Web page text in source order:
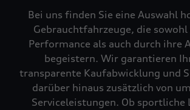
Bei uns finden Sie eine Auswahl
Gebrauchtfahrzeuge, die
Performance als auch durch ihre
begeistern. Wir garantieren
transparente Kaufabwicklung und
darüber hinaus zusätzlich von
Serviceleistungen. Ob sportliche